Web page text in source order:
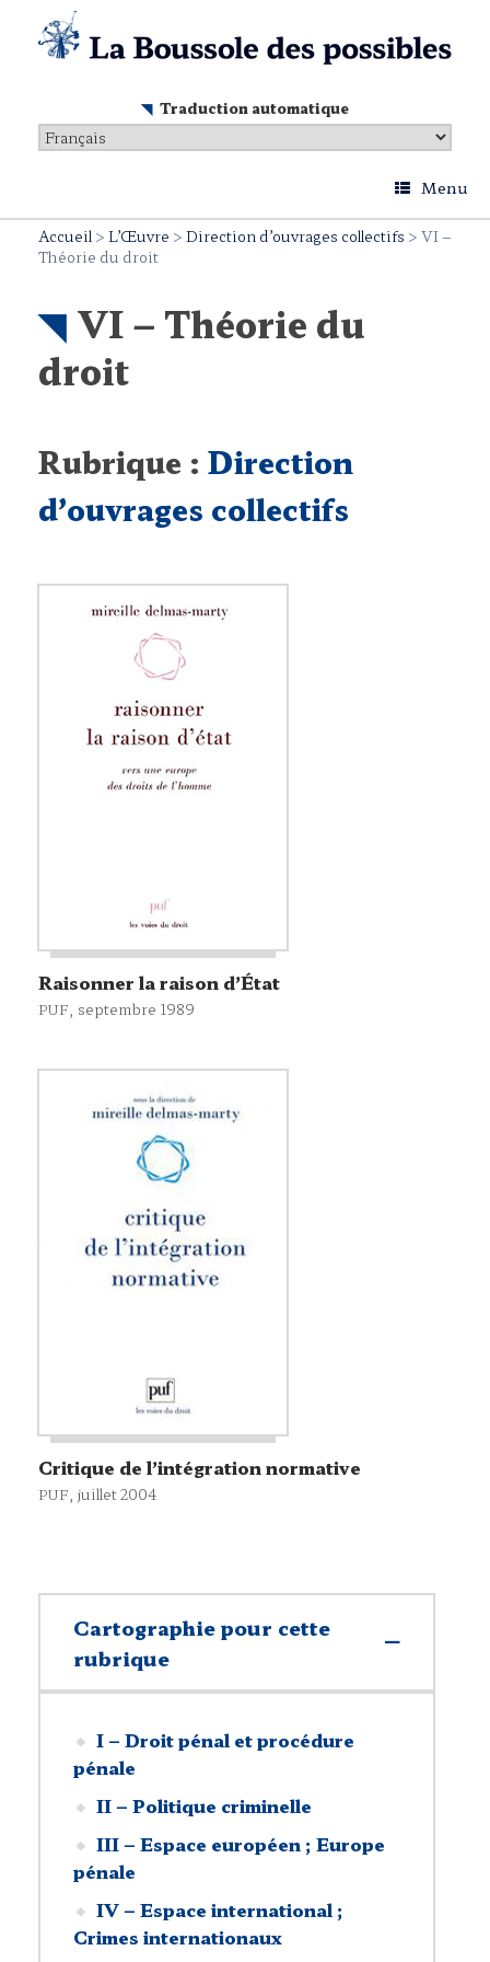
content
Traduction automatique
Menu
Accueil> L’Œuvre > Direction d’ouvrages collectifs > VI –
Théorie du droit
VI – Théorie du
droit
Rubrique : Direction
d’ouvrages collectifs
Raisonner la raison d’État
PUF, septembre 1989
Critique de l’intégration normative
PUF, juillet 2004
Cartographie pour cette
rubrique
I – Droit pénal et procédure
pénale
II – Politique criminelle
III – Espace européen ; Europe
pénale
IV – Espace international ;
Crimes internationaux